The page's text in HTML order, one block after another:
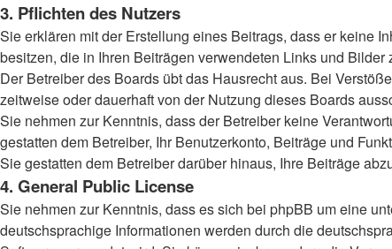
3. Pflichten des Nutzers
Sie erklären mit der Erstellung eines Beitrags, dass er keine
besitzen, die in Ihren Beiträgen verwendeten Links und Bilder
Der Betreiber des Boards übt das Hausrecht aus. Bei
zeitweise oder dauerhaft von der Nutzung dieses Boards
Sie nehmen zur Kenntnis, dass der Betreiber keine
gestatten dem Betreiber, Ihr Benutzerkonto, Beiträge und
Sie gestatten dem Betreiber darüber hinaus, Ihre Beiträge
4. General Public License
Sie nehmen zur Kenntnis, dass es sich bei phpBB um eine
deutschsprachige Informationen werden durch die